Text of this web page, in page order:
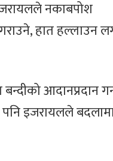
नकाबपोश
हात हल्लाउन
आदानप्रदान
पनि इजरायलले